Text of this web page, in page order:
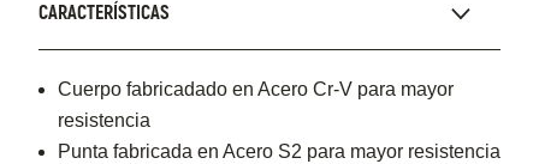
CARACTERÍSTICAS
Cuerpo fabricadado en Acero Cr-V para mayor
resistencia
Punta fabricada en Acero S2 para mayor resistencia